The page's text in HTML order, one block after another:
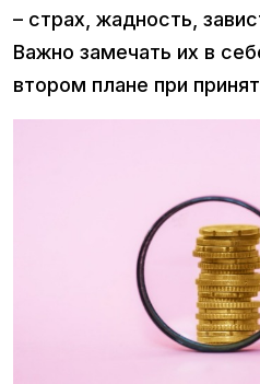
– страх, жадность,
Важно замечать их в
втором плане при